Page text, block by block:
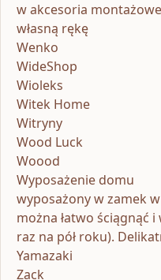
w akcesoria
własną rękę
Wenko
WideShop
Wioleks
Witek Home
Witryny
Wood Luck
Woood
Wyposażenie domu
wyposażony w zamek
można łatwo ściągnąć
raz na pół roku).
Yamazaki
Zack